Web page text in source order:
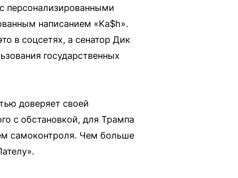
персонализированными
написанием «Ka$h».
в соцсетях, а сенатор Дик
государственных
доверяет своей
с обстановкой, для Трампа
самоконтроля. Чем больше